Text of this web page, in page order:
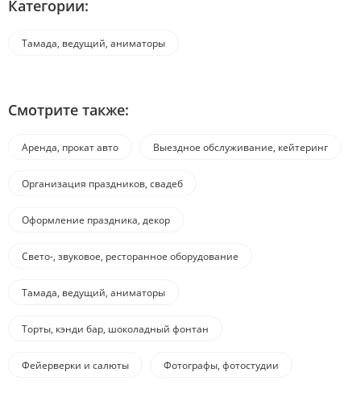
Категории:
Тамада, ведущий, аниматоры
Смотрите также:
Аренда, прокат авто Выездное обслуживание, кейтеринг
Организация праздников, свадеб
Оформление праздника, декор
Свето-, звуковое, ресторанное оборудование
Тамада, ведущий, аниматоры
Торты, кэнди бар, шоколадный фонтан
Фейерверки и салюты Фотографы, фотостудии